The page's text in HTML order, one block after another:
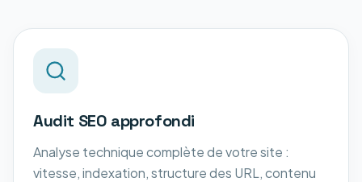
Audit SEO approfondi
Analyse technique complète de votre site :
vitesse, indexation, structure des URL, contenu